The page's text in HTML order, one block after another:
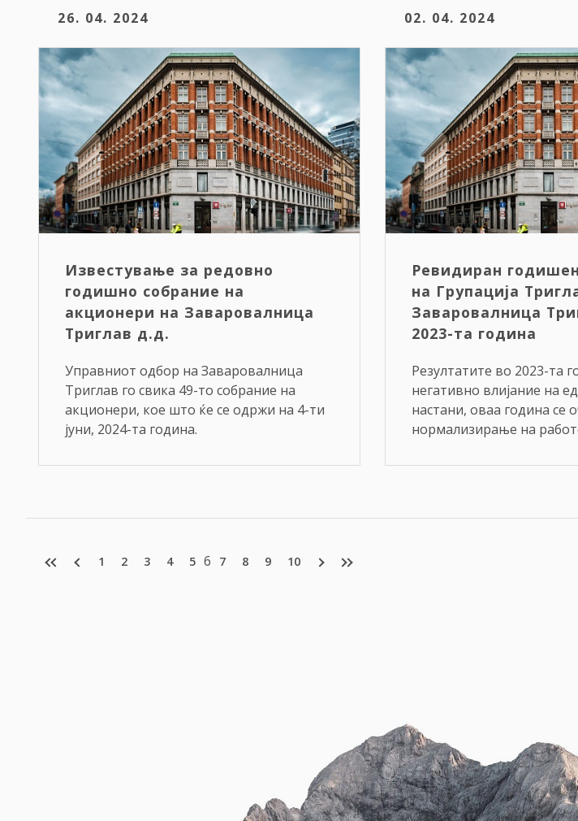
26. 04. 2024
Известување за редовно
годишно собрание на
акционери на Заваровалница
Триглав д.д.
Управниот одбор на Заваровалница
Триглав го свика 49-то собрание на
акционери, кое што ќе се одржи на 4-ти
јуни, 2024-та година.
02. 04. 2024
Ревидиран
на Групација
Заваровалница
2023-та година
Резултатите во 2023-та
негативно влијание на
настани, оваа година се
нормализирање на
1 2 3 4 5 6 7 8 9 10